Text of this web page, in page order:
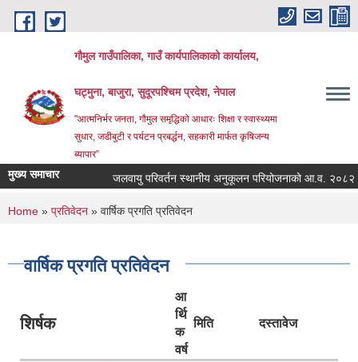
Skip to main content
गौमुल गाउँपालिका, गाउँ कार्यपालिकाको कार्यालय,
घट्मुना, बाजुरा, सुदूरपश्चिम प्रदेश, नेपाल
"आत्मनिर्भर जनता, गौमुल समृद्धिको आधारः शिक्षा र स्वास्थ्यमा
सुधार, जडीबुटी र पर्यटन प्रबर्द्धन, सहकारी मार्फत कृषिजन्य
ब्यापार”
मुख्य समाचार जलवायु परिवर्तन स्थानीय अनुकूलन परियोजनाको आ.व.
You are here
Home » प्रतिवेदन » वार्षिक प्रगति प्रतिवेदन
वार्षिक प्रगति प्रतिवेदन
शिर्षक
आ
र्थि
क
वर्ष
मिति दस्तावेज